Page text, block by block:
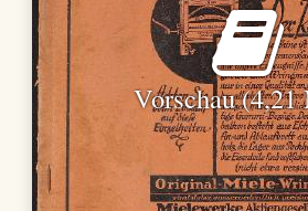
Vorschau